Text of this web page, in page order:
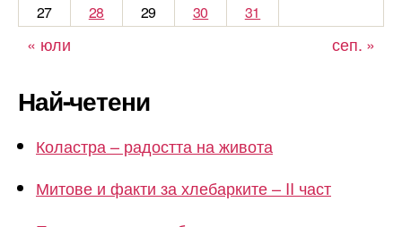
27
28 29 30 31
« юли сеп. »
Най-четени
Коластра – радостта на живота
Митове и факти за хлебарките – II част